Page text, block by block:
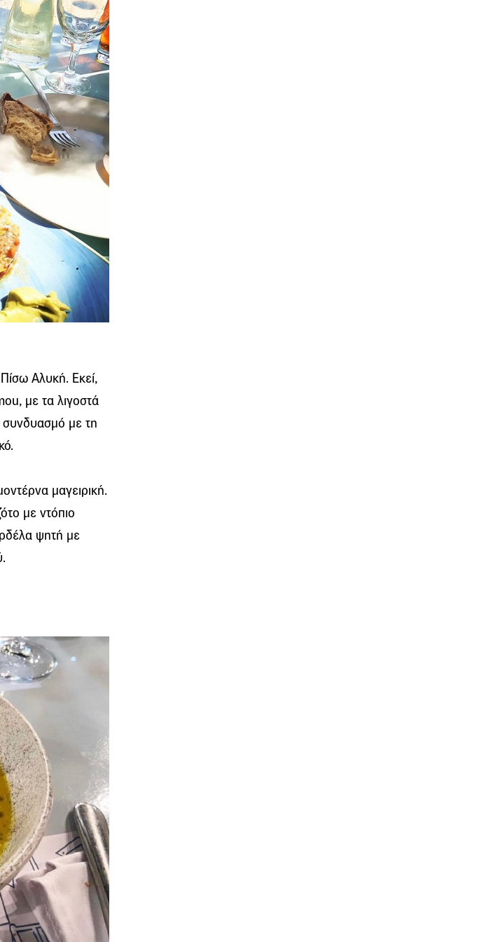
Αλυκή. Εκεί,
με τα λιγοστά
συνδυασμό με τη
μαγειρική.
με ντόπιο
ψητή με